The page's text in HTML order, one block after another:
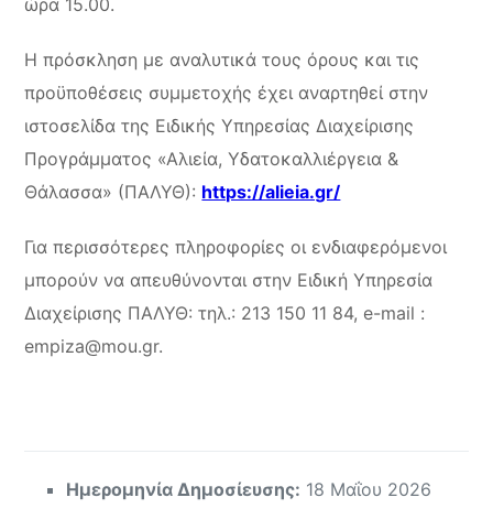
ώρα 15.00.
Η πρόσκληση με αναλυτικά τους όρους και τις
προϋποθέσεις συμμετοχής έχει αναρτηθεί στην
ιστοσελίδα της Ειδικής Υπηρεσίας Διαχείρισης
Προγράμματος «Αλιεία, Υδατοκαλλιέργεια &
Θάλασσα» (ΠΑΛΥΘ): https://alieia.gr/
Για περισσότερες πληροφορίες οι ενδιαφερόμενοι
μπορούν να απευθύνονται στην Ειδική Υπηρεσία
Διαχείρισης ΠΑΛΥΘ: τηλ.: 213 150 11 84, e-mail :
empiza@mou.gr.
Ημερομηνία Δημοσίευσης: 18 Μαΐου 2026